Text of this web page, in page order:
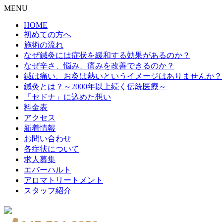
MENU
HOME
初めての方へ
施術の流れ
なぜ鍼灸には症状を緩和する効果があるのか？
なぜ辛さ、悩み、痛みを改善できるのか？
鍼は痛い、お灸は熱いというイメージはありませんか？
鍼灸とは？～2000年以上続く伝統医療～
「セドナ」に込めた想い
料金表
アクセス
新着情報
お問い合わせ
各症状について
求人募集
エバーハルト
アロマトリートメント
スタッフ紹介